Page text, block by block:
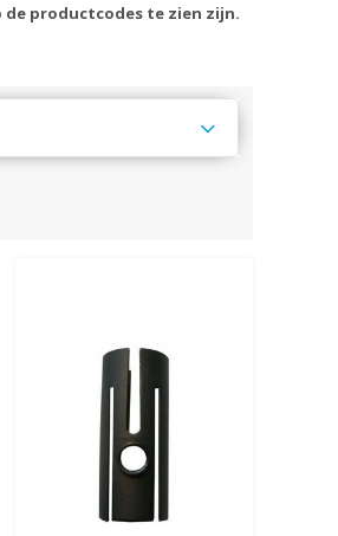
productcodes te zien zijn.